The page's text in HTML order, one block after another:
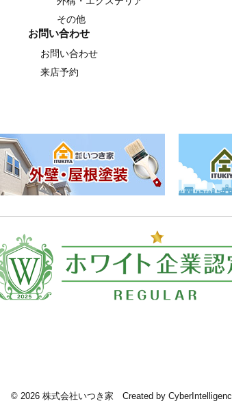
その他
お問い合わせ
お問い合わせ
来店予約
© 2026 株式会社いつき家 Created by